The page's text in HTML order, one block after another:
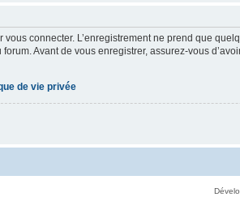
vous connecter. L’enregistrement ne prend que
Avant de vous enregistrer, assurez-vous
de vie privée